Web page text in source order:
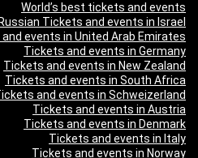
World’s best tickets and events
Russian Tickets and events in Israel
events in United Arab Emirates
Tickets and events in Germany
Tickets and events in New Zealand
Tickets and events in South Africa
and events in Schweizerland
Tickets and events in Austria
Tickets and events in Denmark
Tickets and events in Italy
Tickets and events in Norway